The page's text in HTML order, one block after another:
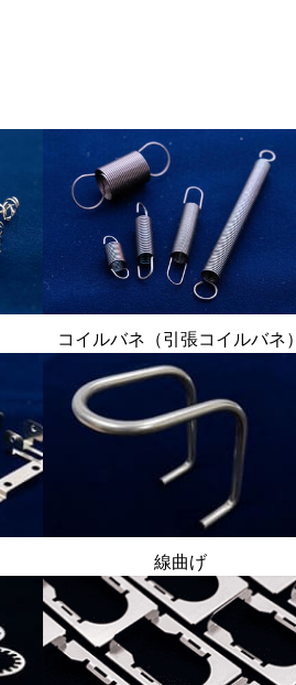
コイルバネ（引張コイルバネ）
線曲げ